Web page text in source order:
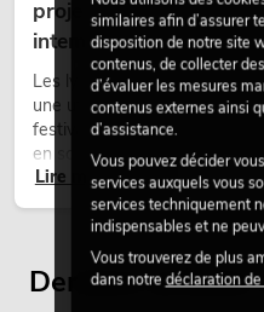
projecteurs à tête
intempéries pour les
Les lyres outdoor sont des
une utilisation en extérieur.
festivals, de fêtes urbaines,
en scène architecturales et
temporaires.
Lire maintenant
Derniers articles
similaires afin d’assurer
disposition de notre site
contenus, de collecter
d’évaluer les mesures
contenus externes ainsi
d’assistance.
Vous pouvez décider
services auxquels vous
services techniquement
indispensables et ne
Vous trouverez de plus
dans notre déclaration